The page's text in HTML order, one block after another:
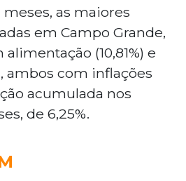
as maiores
em Campo Grande,
(10,81%) e
ambos com inflações
acumulada nos
de 6,25%.